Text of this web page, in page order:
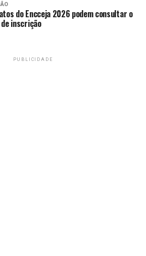
do Encceja 2026 podem consultar o
inscrição
PUBLICIDADE